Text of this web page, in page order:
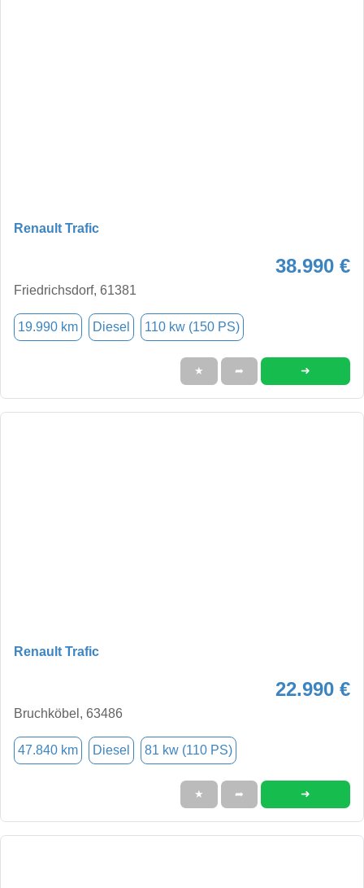
Renault Trafic
38.990 €
Friedrichsdorf, 61381
19.990 km Diesel 110 kw (150 PS)
★ ➦ ➜
Renault Trafic
22.990 €
Bruchköbel, 63486
47.840 km Diesel 81 kw (110 PS)
★ ➦ ➜